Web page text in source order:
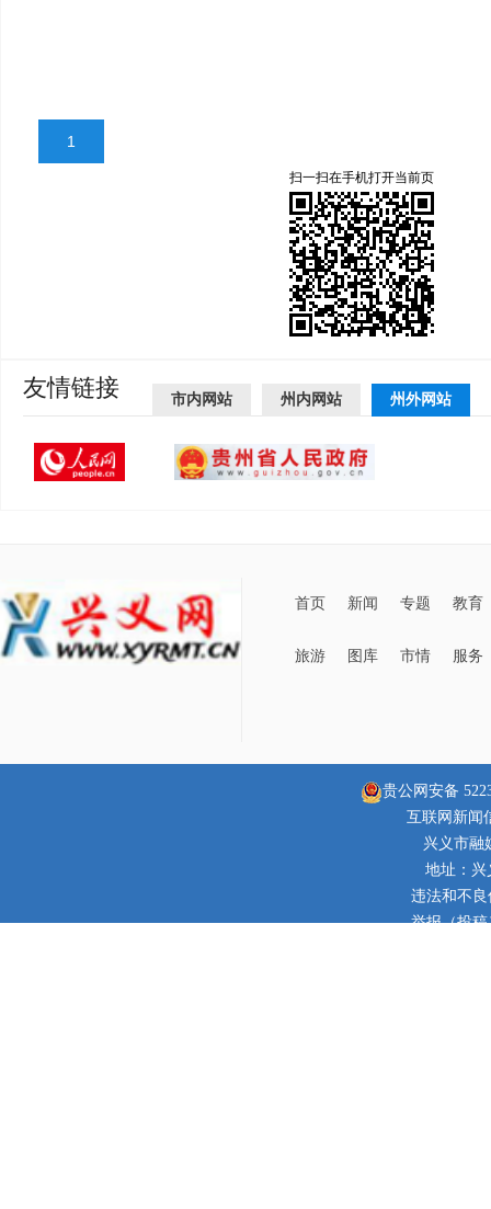
1
扫一扫在手机打开当前页
友情链接 市内网站 州内网站 州外网站
首页 新闻 专题 教育
旅游 图库 市情 服务
贵公网安备
互联网新闻
兴义市融
地址：兴
违法和不良
举报（投稿